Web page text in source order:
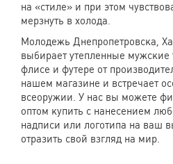
на «стиле» и при этом
мерзнуть в холода.
Молодежь Днепропетровска,
выбирает утепленные мужские
флисе и футере от
нашем магазине и встречает
всеоружии. У нас вы можете
оптом купить с нанесением
надписи или логотипа на ваш
отразить свой взгляд на мир.